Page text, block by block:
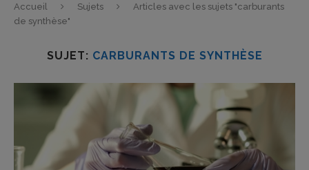
Accueil Sujets
Articles avec les sujets "carburants
de synthèse"
SUJET: CARBURANTS DE SYNTHÈSE